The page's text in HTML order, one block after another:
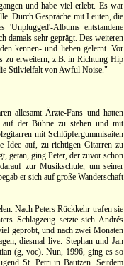
und habe viel erlebt. Es war
Durch Gespräche mit Leuten, die
Albums entstandene
damals sehr geprägt. Des weiteren
kennen- und lieben gelernt. Vor
zu erweitern, z.B. in Richtung Hip
Stilvielfalt von Awful Noise."
allesamt Ärzte-Fans und hatten
auf der Bühne zu stehen und mit
mit Schlüpfergummisaiten
Idee auf, zu richtigen Gitarren zu
getan, ging Peter, der zuvor schon
zur Musikschule, um seiner
er sich auf große Wanderschaft
Nach Peters Rückkehr trafen sie
Schlagzeug setzte sich Andrés
geprobt, und nach zwei Monaten
diesmal live. Stephan und Jan
(g, voc). Nun, 1996, ging es so
St. Petri in Bautzen. Seitdem